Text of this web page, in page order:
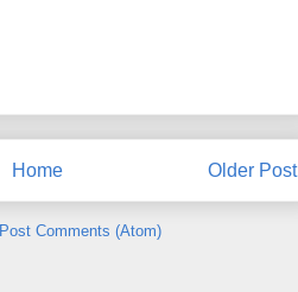
Older Post
Home
Post Comments (Atom)